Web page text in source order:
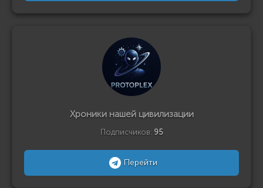
Хроники нашей цивилизации
Подписчиков: 95
Перейти